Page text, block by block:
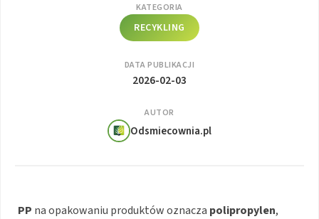
KATEGORIA
RECYKLING
DATA PUBLIKACJI
2026-02-03
AUTOR
Odsmiecownia.pl
PP na opakowaniu produktów oznacza polipropylen,